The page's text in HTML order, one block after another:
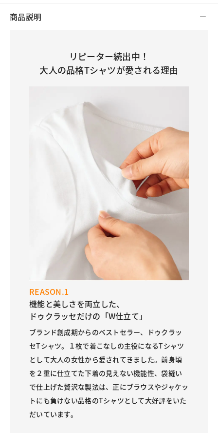
商品説明
リピーター続出中！
大人の品格Tシャツが愛される理由
REASON.1
機能と美しさを両立した、
ドゥクラッセだけの「W仕立て」
ブランド創成期からのベストセラー、ドゥクラッ
セTシャツ。１枚で着こなしの主役になるTシャツ
として大人の女性から愛されてきました。前身頃
を２重に仕立てた下着の見えない機能性、袋縫い
で仕上げた贅沢な製法は、正にブラウスやジャケッ
トにも負けない品格のTシャツとして大好評をいた
だいています。